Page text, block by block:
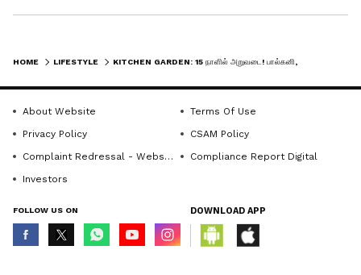
முளைத்துவிடும். சட்னி செய்யவோ அல்லது
உணவை அலங்கரிக்கவோ இதனை
எளிதாகப் பயன்படுத்தலாம்.
HOME LIFESTYLE
About Website
Terms Of Use
Privacy Policy
CSAM Policy
Complaint Redressal - Website
Compliance Report Digital
Investors
FOLLOW US ON DOWNLOAD APP